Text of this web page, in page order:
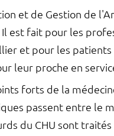
et de Gestion de
est fait pour les
et pour les
leur proche en
forts de la
passent entre le
du CHU sont